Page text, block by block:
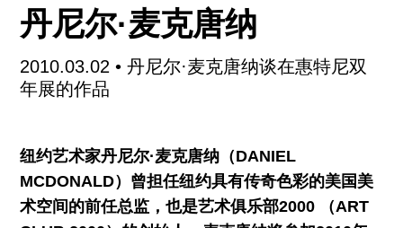
（The Abacus）的雕塑，这是用西部的红杉木制四
驱车做成，经过打磨完成，感觉就好像是打造家具
一样。算盘的水平棱柱从天花板上垂下来，观众从
下面经过，就好像一个临时的拱廊一样。它的构造
谷仓和教堂一样具有同样的建筑源头。在算盘的设
计中，支撑的斜杆完全向外，就好像芭蕾的小幅度
屈膝动作一样，这样就给算珠留下了空间。
丹尼尔·麦克唐纳
2010.03.02• 丹尼尔·麦克唐纳谈在惠特尼双
年展的作品
纽约艺术家丹尼尔·麦克唐纳（DANIEL
MCDONALD）曾担任纽约具有传奇色彩的美国美
术空间的前任总监，也是艺术俱乐部2000 （ART